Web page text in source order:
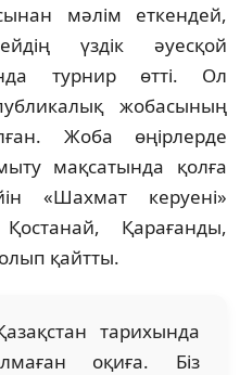
мәлім еткендей,
үздік әуесқой
турнир өтті. Ол
жобасының
Жоба өңірлерде
мақсатында қолға
«Шахмат керуені»
Қарағанды,
қайтты.
тарихында
оқиға. Біз